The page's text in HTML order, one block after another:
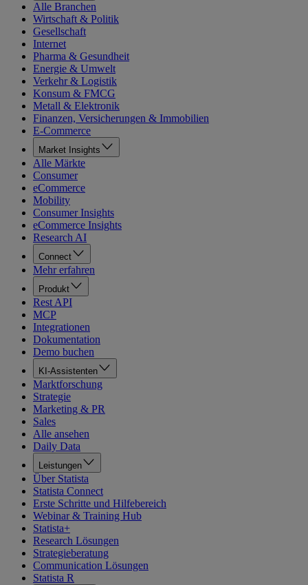
Alle Branchen
Wirtschaft & Politik
Gesellschaft
Internet
Pharma & Gesundheit
Energie & Umwelt
Verkehr & Logistik
Konsum & FMCG
Metall & Elektronik
Finanzen, Versicherungen & Immobilien
E-Commerce
Market Insights
Alle Märkte
Consumer
eCommerce
Mobility
Consumer Insights
eCommerce Insights
Research AI
Connect
Mehr erfahren
Produkt
Rest API
MCP
Integrationen
Dokumentation
Demo buchen
KI-Assistenten
Marktforschung
Strategie
Marketing & PR
Sales
Alle ansehen
Daily Data
Leistungen
Über Statista
Statista Connect
Erste Schritte und Hilfebereich
Webinar & Training Hub
Statista+
Research Lösungen
Strategieberatung
Communication Lösungen
Statista R